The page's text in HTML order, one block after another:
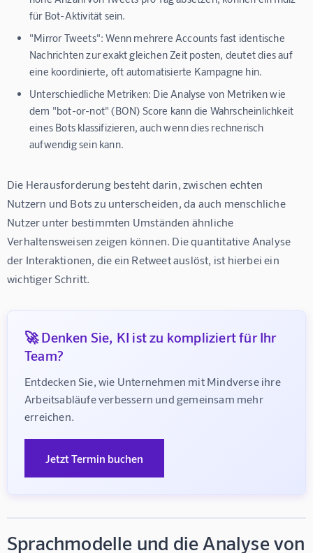
für Bot-Aktivität sein.
"Mirror Tweets": Wenn mehrere Accounts fast identische
Nachrichten zur exakt gleichen Zeit posten, deutet dies auf
eine koordinierte, oft automatisierte Kampagne hin.
Unterschiedliche Metriken: Die Analyse von Metriken wie
dem "bot-or-not" (BON) Score kann die Wahrscheinlichkeit
eines Bots klassifizieren, auch wenn dies rechnerisch
aufwendig sein kann.
Die Herausforderung besteht darin, zwischen echten
Nutzern und Bots zu unterscheiden, da auch menschliche
Nutzer unter bestimmten Umständen ähnliche
Verhaltensweisen zeigen können. Die quantitative Analyse
der Interaktionen, die ein Retweet auslöst, ist hierbei ein
wichtiger Schritt.
🚀 Denken Sie, KI ist zu kompliziert für Ihr
Team?
Entdecken Sie, wie Unternehmen mit Mindverse ihre
Arbeitsabläufe verbessern und gemeinsam mehr
erreichen.
Jetzt Termin buchen
Sprachmodelle und die Analyse von